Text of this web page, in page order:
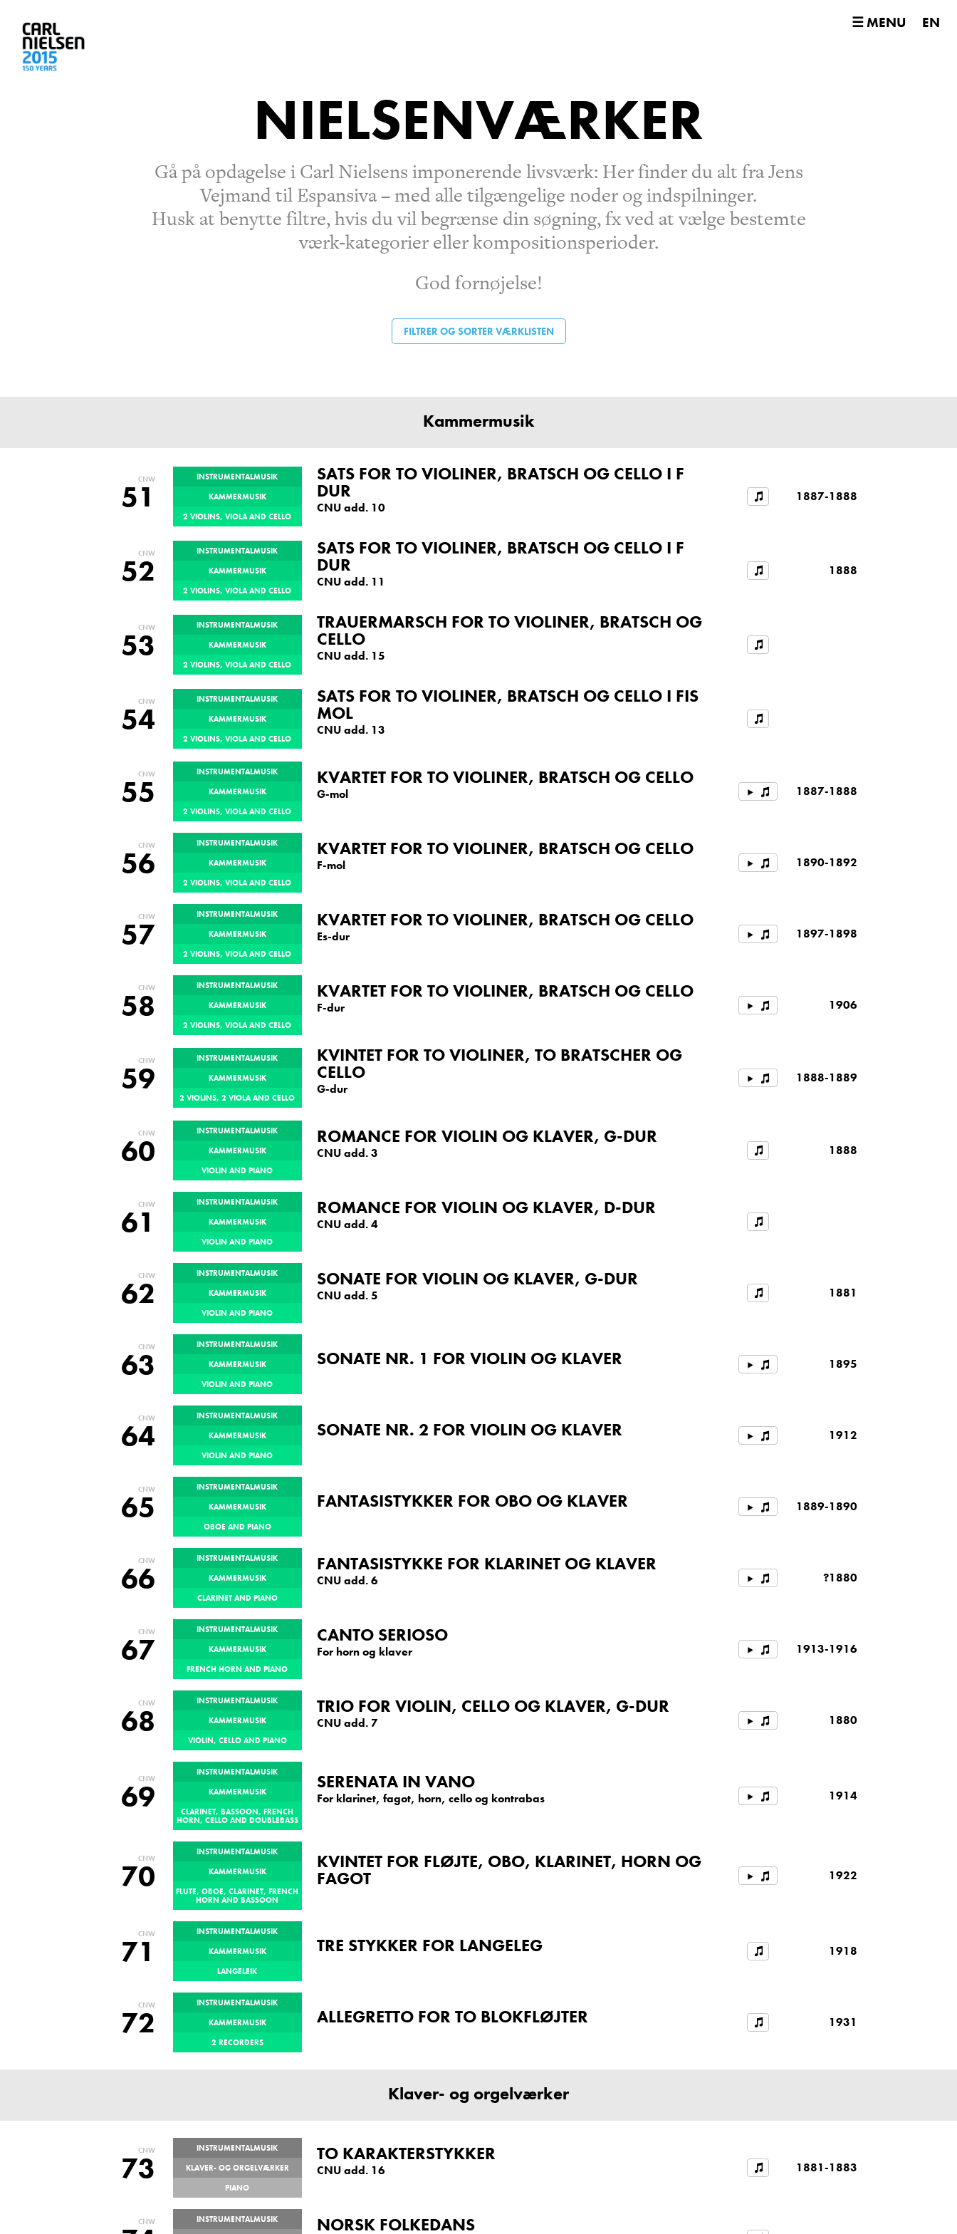
☰ MENU
NIELSENVÆRKER
EN
Gå på opdagelse i Carl Nielsens imponerende livsværk: Her finder du alt fra Jens
Vejmand til Espansiva – med alle tilgængelige noder og indspilninger.
Husk at benytte filtre, hvis du vil begrænse din søgning, fx ved at vælge bestemte
værk-kategorier eller kompositionsperioder.
God fornøjelse!
FILTRER OG SORTER VÆRKLISTEN
Kammermusik
CNW
51
INSTRUMENTALMUSIK
KAMMERMUSIK
2 VIOLINS, VIOLA AND CELLO
SATS FOR TO VIOLINER, BRATSCH OG CELLO I F
DUR
CNU add. 10
1887-1888
CNW
52
INSTRUMENTALMUSIK
KAMMERMUSIK
2 VIOLINS, VIOLA AND CELLO
SATS FOR TO VIOLINER, BRATSCH OG CELLO I F
DUR
CNU add. 11
1888
CNW
53
INSTRUMENTALMUSIK
KAMMERMUSIK
2 VIOLINS, VIOLA AND CELLO
TRAUERMARSCH FOR TO VIOLINER, BRATSCH OG
CELLO
CNU add. 15
CNW
54
INSTRUMENTALMUSIK
KAMMERMUSIK
2 VIOLINS, VIOLA AND CELLO
SATS FOR TO VIOLINER, BRATSCH OG CELLO I FIS
MOL
CNU add. 13
CNW
55
INSTRUMENTALMUSIK
KAMMERMUSIK
2 VIOLINS, VIOLA AND CELLO
KVARTET FOR TO VIOLINER, BRATSCH OG CELLO
G-mol 1887-1888
CNW
56
INSTRUMENTALMUSIK
KAMMERMUSIK
2 VIOLINS, VIOLA AND CELLO
KVARTET FOR TO VIOLINER, BRATSCH OG CELLO
F-mol 1890-1892
CNW
57
INSTRUMENTALMUSIK
KAMMERMUSIK
2 VIOLINS, VIOLA AND CELLO
KVARTET FOR TO VIOLINER, BRATSCH OG CELLO
Es-dur 1897-1898
CNW
58
INSTRUMENTALMUSIK
KAMMERMUSIK
2 VIOLINS, VIOLA AND CELLO
KVARTET FOR TO VIOLINER, BRATSCH OG CELLO
F-dur 1906
CNW
59
INSTRUMENTALMUSIK
KAMMERMUSIK
2 VIOLINS, 2 VIOLA AND CELLO
KVINTET FOR TO VIOLINER, TO BRATSCHER OG
CELLO
G-dur
1888-1889
CNW
60
INSTRUMENTALMUSIK
KAMMERMUSIK
VIOLIN AND PIANO
ROMANCE FOR VIOLIN OG KLAVER, G-DUR
CNU add. 3 1888
CNW
61
INSTRUMENTALMUSIK
KAMMERMUSIK
VIOLIN AND PIANO
ROMANCE FOR VIOLIN OG KLAVER, D-DUR
CNU add. 4
CNW
62
INSTRUMENTALMUSIK
KAMMERMUSIK
VIOLIN AND PIANO
SONATE FOR VIOLIN OG KLAVER, G-DUR
CNU add. 5 1881
CNW
63
INSTRUMENTALMUSIK
KAMMERMUSIK
VIOLIN AND PIANO
SONATE NR. 1 FOR VIOLIN OG KLAVER 1895
CNW
64
INSTRUMENTALMUSIK
KAMMERMUSIK
VIOLIN AND PIANO
SONATE NR. 2 FOR VIOLIN OG KLAVER 1912
CNW
65
INSTRUMENTALMUSIK
KAMMERMUSIK
OBOE AND PIANO
FANTASISTYKKER FOR OBO OG KLAVER 1889-1890
CNW
66
INSTRUMENTALMUSIK
KAMMERMUSIK
CLARINET AND PIANO
FANTASISTYKKE FOR KLARINET OG KLAVER
CNU add. 6 ?1880
CNW
67
INSTRUMENTALMUSIK
KAMMERMUSIK
FRENCH HORN AND PIANO
CANTO SERIOSO
For horn og klaver 1913-1916
CNW
68
INSTRUMENTALMUSIK
KAMMERMUSIK
VIOLIN, CELLO AND PIANO
TRIO FOR VIOLIN, CELLO OG KLAVER, G-DUR
CNU add. 7 1880
CNW
69
INSTRUMENTALMUSIK
KAMMERMUSIK
CLARINET, BASSOON, FRENCH
HORN, CELLO AND DOUBLEBASS
SERENATA IN VANO
For klarinet, fagot, horn, cello og kontrabas 1914
CNW
70
INSTRUMENTALMUSIK
KAMMERMUSIK
FLUTE, OBOE, CLARINET, FRENCH
HORN AND BASSOON
KVINTET FOR FLØJTE, OBO, KLARINET, HORN OG
FAGOT 1922
CNW
71
INSTRUMENTALMUSIK
KAMMERMUSIK
LANGELEIK
TRE STYKKER FOR LANGELEG 1918
CNW
72
INSTRUMENTALMUSIK
KAMMERMUSIK
2 RECORDERS
ALLEGRETTO FOR TO BLOKFLØJTER 1931
Klaver- og orgelværker
CNW
73
INSTRUMENTALMUSIK
KLAVER- OG ORGELVÆRKER
PIANO
TO KARAKTERSTYKKER
CNU add. 16 1881-1883
CNW INSTRUMENTALMUSIK NORSK FOLKEDANS